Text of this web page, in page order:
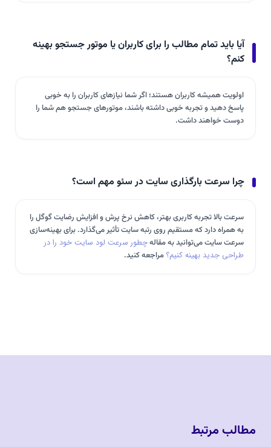
آیا باید تمام مطالب را برای کاربران یا موتور جستجو بهینه
کنم؟
اولویت همیشه کاربران هستند؛ اگر شما نیازهای کاربران را به خوبی
پاسخ دهید و تجربه خوبی داشته باشند، موتورهای جستجو هم شما را
دوست خواهند داشت.
چرا سرعت بارگذاری سایت در سئو مهم است؟
سرعت بالا تجربه کاربری بهتر، کاهش نرخ پرش و افزایش رضایت گوگل را
به همراه دارد که مستقیم روی رتبه سایت تأثیر می‌گذارد. برای بهینه‌سازی
سرعت سایت می‌توانید به مقالهچطور سرعت لود سایت خود را در
طراحی جدید بهینه کنیم؟ مراجعه کنید.
مطالب مرتبط